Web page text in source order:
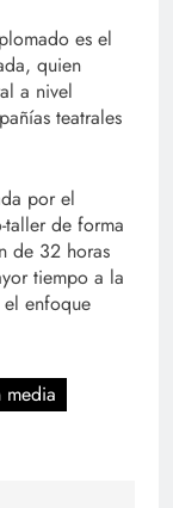
es el
quien
a nivel
teatrales
por el
de forma
de 32 horas
tiempo a la
enfoque